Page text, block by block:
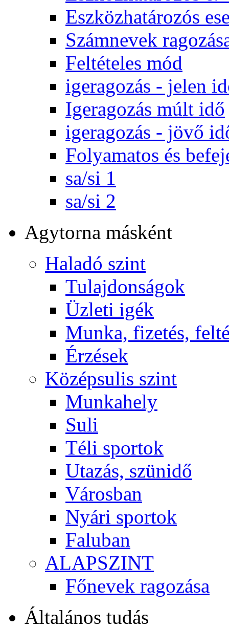
Eszközhatározós
Számnevek
Feltételes mód
igeragozás - jelen
Igeragozás múlt idő
igeragozás - jövő
Folyamatos és
sa/si 1
sa/si 2
Agytorna másként
Haladó szint
Tulajdonságok
Üzleti igék
Munka, fizetés,
Érzések
Középsulis szint
Munkahely
Suli
Téli sportok
Utazás, szünidő
Városban
Nyári sportok
Faluban
ALAPSZINT
Főnevek ragozása
Általános tudás